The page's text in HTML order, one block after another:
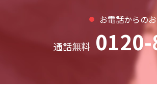
お電話からの
通話無料